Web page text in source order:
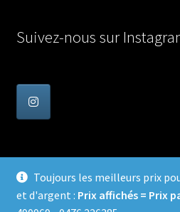
Toujours les meilleurs prix
et d'argent : Prix affichés = Prix
Suivez-nous sur
© Achat Or en Belgique 2026